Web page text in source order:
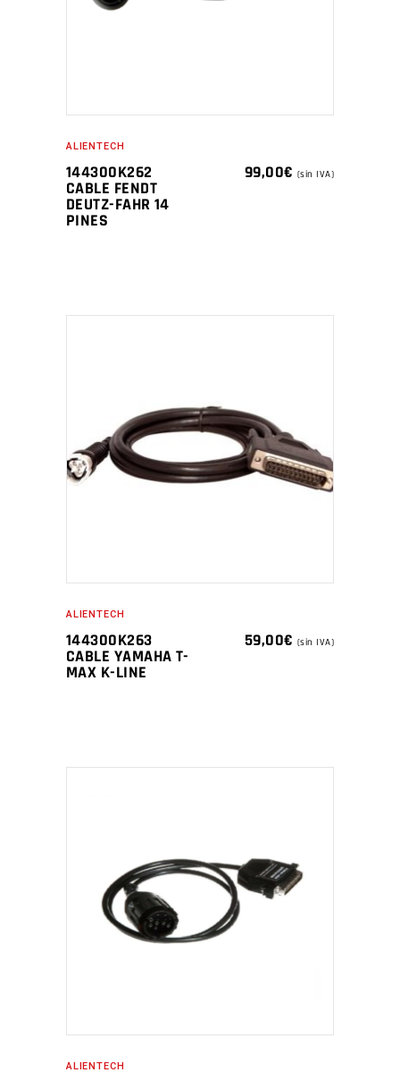
ALIENTECH
144300K262
CABLE FENDT
DEUTZ-FAHR 14
PINES
99,00€ (sin IVA)
ALIENTECH
144300K263
CABLE YAMAHA T-
MAX K-LINE
59,00€ (sin IVA)
ALIENTECH